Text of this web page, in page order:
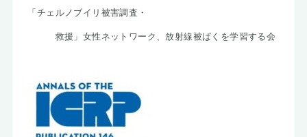
「チェルノブイリ被害調査・
救援」女性ネットワーク、放射線被ばくを学習する会